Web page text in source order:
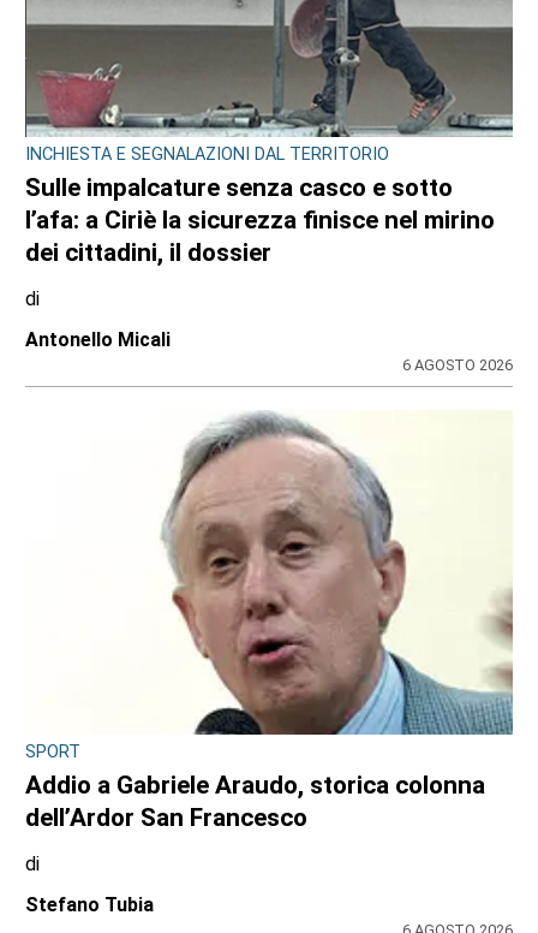
INCHIESTA E SEGNALAZIONI DAL TERRITORIO
Sulle impalcature senza casco e sotto
l’afa: a Ciriè la sicurezza finisce nel mirino
dei cittadini, il dossier
di
Antonello Micali
6 AGOSTO 2026
SPORT
Addio a Gabriele Araudo, storica colonna
dell’Ardor San Francesco
di
Stefano Tubia